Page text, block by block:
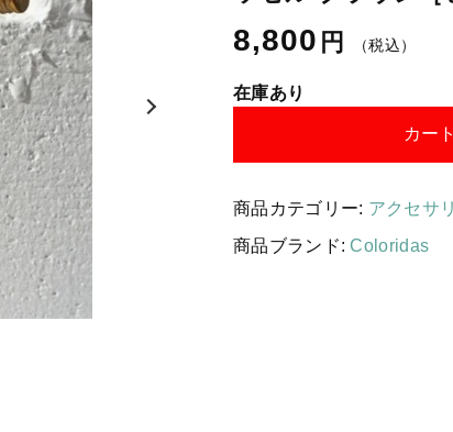
8,800 円 （税込）
在庫あり
カー
商品カテゴリー: アクセサ
商品ブランド:Coloridas
ッセル ブラウン［ピアス］
カートを確認する
洗剤・
国産［
子カテゴリ
その他
在庫あり セール